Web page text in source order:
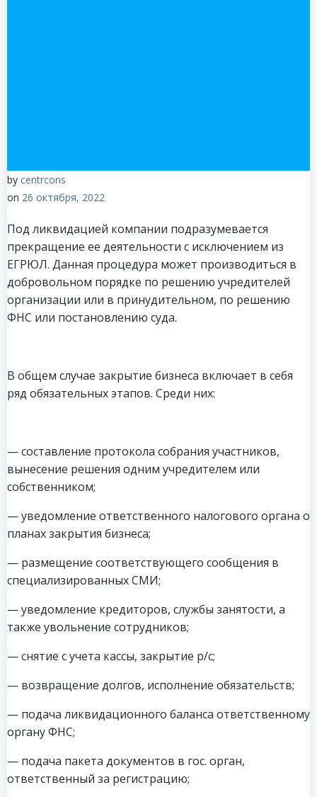
by centrcons
on 26 октября, 2022
Под ликвидацией компании подразумевается
прекращение ее деятельности с исключением из
ЕГРЮЛ. Данная процедура может производиться в
добровольном порядке по решению учредителей
организации или в принудительном, по решению
ФНС или постановлению суда.
В общем случае закрытие бизнеса включает в себя
ряд обязательных этапов. Среди них:
— составление протокола собрания участников,
вынесение решения одним учредителем или
собственником;
— уведомление ответственного налогового органа о
планах закрытия бизнеса;
— размещение соответствующего сообщения в
специализированных СМИ;
— уведомление кредиторов, службы занятости, а
также увольнение сотрудников;
— снятие с учета кассы, закрытие р/с;
— возвращение долгов, исполнение обязательств;
— подача ликвидационного баланса ответственному
органу ФНС;
— подача пакета документов в гос. орган,
ответственный за регистрацию;